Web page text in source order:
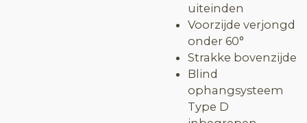
uiteinden
Voorzijde verjongd
onder 60°
Strakke bovenzijde
Blind
ophangsysteem
Type D